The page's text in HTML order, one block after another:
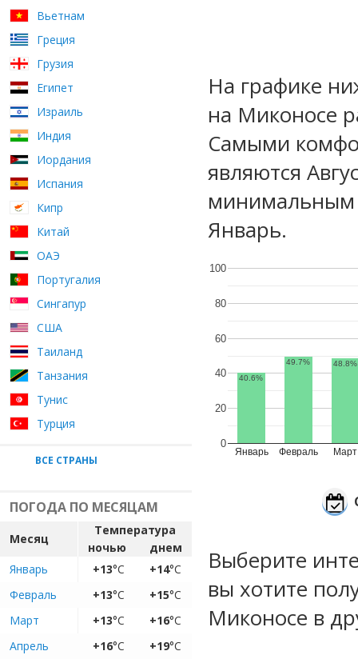
Вьетнам
Греция
Грузия
Египет
Израиль
Индия
Иордания
Испания
Кипр
Китай
ОАЭ
Португалия
Сингапур
США
Таиланд
Танзания
Тунис
Турция
ВСЕ СТРАНЫ
ПОГОДА ПО МЕСЯЦАМ
Месяц
Температура
ночью
днем
Январь
+13°C +14°C
Февраль
+13°C +15°C
Март
+13°C +16°C
Апрель
+16°C +19°C
На графике
на Миконосе
Самыми
являются
минимальным
Январь.
Январь Февраль Март
0
20
40
60
80
100
40.6%
49.7% 48.8%
Выберите
вы хотите
Миконосе в